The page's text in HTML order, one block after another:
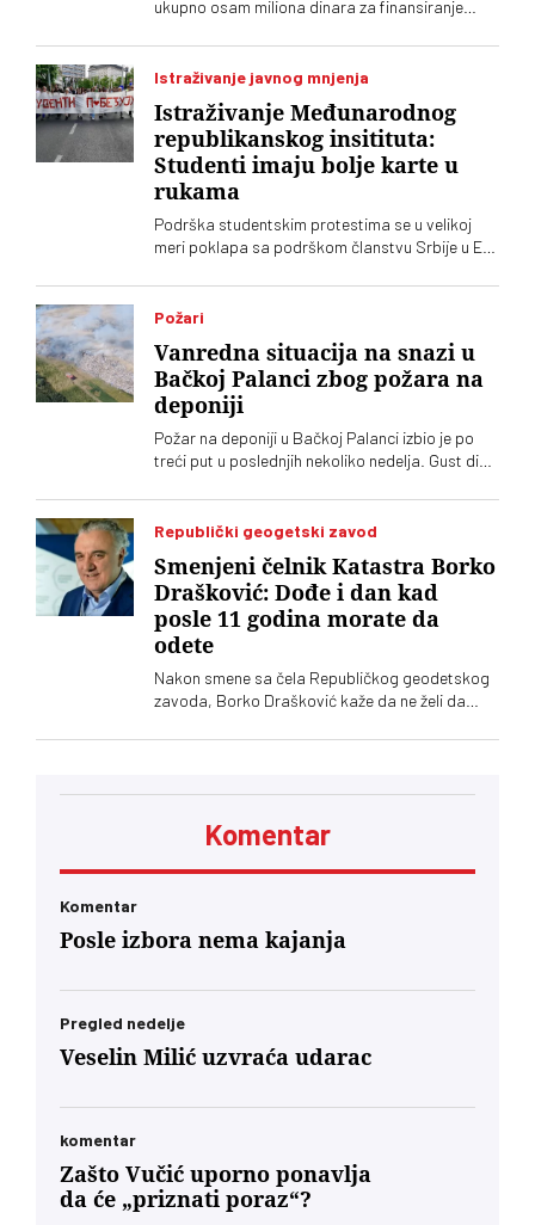
ukupno osam miliona dinara za finansiranje
narodna poslanica Stranke slobode i pravde
Istraživanje javnog mnjenja
Istraživanje Međunarodnog
republikanskog insitituta:
Studenti imaju bolje karte u
rukama
Podrška studentskim protestima se u velikoj
meri poklapa sa podrškom članstvu Srbije u EU.
ključnih tema predstojeće izborne kampanje.
Kak god, i istraživanje Međunarodnog
rukama imaju bolje karte od režimskih partija
Požari
Vanredna situacija na snazi u
Bačkoj Palanci zbog požara na
deponiji
Požar na deponiji u Bačkoj Palanci izbio je po
treći put u poslednjih nekoliko nedelja. Gust dim
zagađenje i otežano disanje
Republički geogetski zavod
Smenjeni čelnik Katastra Borko
Drašković: Dođe i dan kad
posle 11 godina morate da
odete
Nakon smene sa čela Republičkog geodetskog
zavoda, Borko Drašković kaže da ne želi da
Komentar
Komentar
Posle izbora nema kajanja
Pregled nedelje
Veselin Milić uzvraća udarac
komentar
Zašto Vučić uporno ponavlja
da će „priznati poraz“?